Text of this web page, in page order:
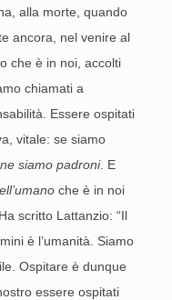
alla morte, quando
ancora, nel venire al
che è in noi, accolti
chiamati a
Essere ospitati
vitale: se siamo
siamo padroni. E
che è in noi
scritto Lattanzio: “Il
è l’umanità. Siamo
Ospitare è dunque
essere ospitati